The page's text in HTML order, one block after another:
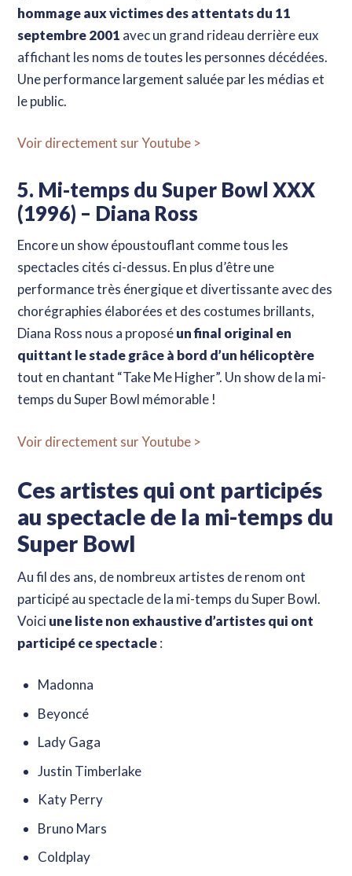
hommage aux victimes des attentats du 11
septembre 2001 avec un grand rideau derrière eux
affichant les noms de toutes les personnes décédées.
Une performance largement saluée par les médias et
le public.
Voir directement sur Youtube >
5. Mi-temps du Super Bowl XXX
(1996) – Diana Ross
Encore un show époustouflant comme tous les
spectacles cités ci-dessus. En plus d’être une
performance très énergique et divertissante avec des
chorégraphies élaborées et des costumes brillants,
Diana Ross nous a proposéun final original en
quittant le stade grâce à bord d’un hélicoptère
tout en chantant “Take Me Higher”. Un show de la mi-
temps du Super Bowl mémorable !
Voir directement sur Youtube >
Ces artistes qui ont participés
au spectacle de la mi-temps du
Super Bowl
Au fil des ans, de nombreux artistes de renom ont
participé au spectacle de la mi-temps du Super Bowl.
Voiciune liste non exhaustive d’artistes qui ont
participé ce spectacle:
Madonna
Beyoncé
Lady Gaga
Justin Timberlake
Katy Perry
Bruno Mars
Coldplay